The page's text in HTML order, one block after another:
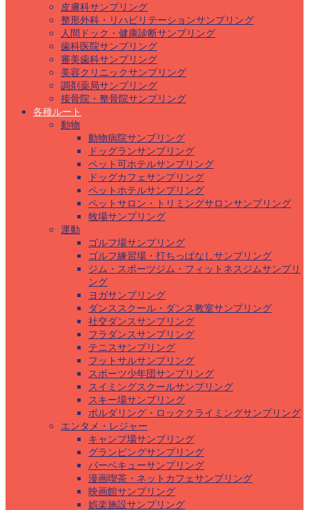
皮膚科サンプリング
整形外科・リハビリテーションサンプリング
人間ドック・健康診断サンプリング
歯科医院サンプリング
審美歯科サンプリング
美容クリニックサンプリング
調剤薬局サンプリング
接骨院・整骨院サンプリング
各種ルート
動物
動物病院サンプリング
ドッグランサンプリング
ペット可ホテルサンプリング
ドッグカフェサンプリング
ペットホテルサンプリング
ペットサロン・トリミングサロンサンプリング
牧場サンプリング
運動
ゴルフ場サンプリング
ゴルフ練習場・打ちっぱなしサンプリング
ジム・スポーツジム・フィットネスジムサンプリ
ング
ヨガサンプリング
ダンススクール・ダンス教室サンプリング
社交ダンスサンプリング
フラダンスサンプリング
テニスサンプリング
フットサルサンプリング
スポーツ少年団サンプリング
スイミングスクールサンプリング
スキー場サンプリング
ボルダリング・ロッククライミングサンプリング
エンタメ・レジャー
キャンプ場サンプリング
グランピングサンプリング
バーベキューサンプリング
漫画喫茶・ネットカフェサンプリング
映画館サンプリング
娯楽施設サンプリング